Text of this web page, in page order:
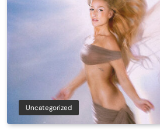
Uncategorized